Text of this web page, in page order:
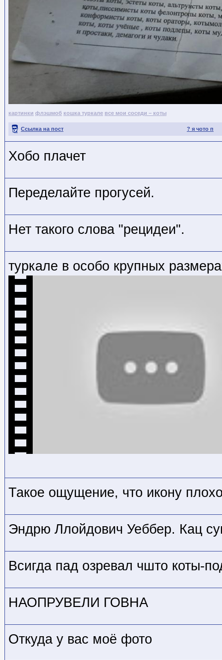
картинки флэшмоб кошка туркале все мои соседи – коты
? я чото п
Ссылка на пост
Хобо плачет
Переделайте прогусей.
Нет такого слова "рецидеи".
туркале в особо крупных
Такое ощущение, что икону
Эндрю Ллойдович Уеббер. Кац
Всигда пад озревал чшто коты-
НАОПРУВЕЛИ ГОВНА
Откуда у вас моё фото